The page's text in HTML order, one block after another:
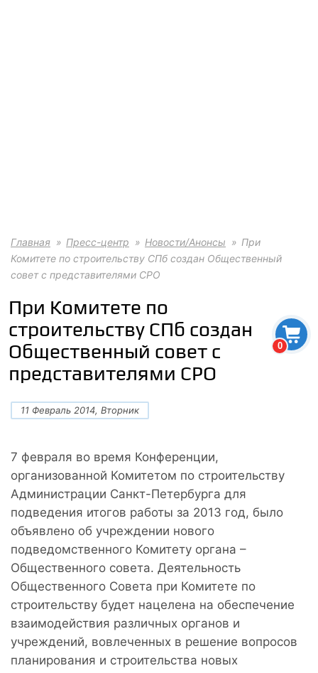
0
Главная Пресс-центр Новости/Анонсы
При
Комитете по строительству СПб создан Общественный
совет с представителями СРО
При Комитете по
строительству СПб создан
Общественный совет с
представителями СРО
11 Февраль 2014, Вторник
7 февраля во время Конференции,
организованной Комитетом по строительству
Администрации Санкт-Петербурга для
подведения итогов работы за 2013 год, было
объявлено об учреждении нового
подведомственного Комитету органа –
Общественного совета. Деятельность
Общественного Совета при Комитете по
строительству будет нацелена на обеспечение
взаимодействия различных органов и
учреждений, вовлеченных в решение вопросов
планирования и строительства новых